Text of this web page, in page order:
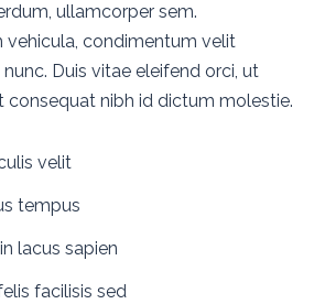
ullamcorper sem.
vehicula, condimentum velit
Duis vitae eleifend orci, ut
consequat nibh id dictum molestie.
velit
tempus
lacus sapien
facilisis sed